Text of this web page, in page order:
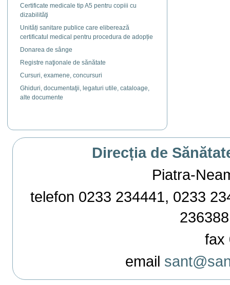
Certificate medicale tip A5 pentru copiii cu
dizabilităţi
Unități sanitare publice care eliberează
certificatul medical pentru procedura de adopție
Donarea de sânge
Registre naţionale de sănătate
Cursuri, examene, concursuri
Ghiduri, documentaţii, legaturi utile, cataloage,
alte documente
Direcția de
Piatra-
telefon 0233 234441, 0233
fax
email